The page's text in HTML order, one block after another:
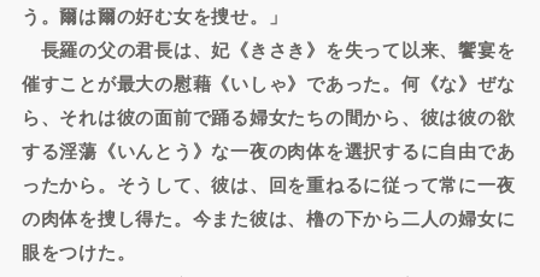
う。爾は爾の好む女を捜せ。」
長羅の父の君長は、妃《きさき》を失って以来、饗宴を
催すことが最大の慰藉《いしゃ》であった。何《な》ぜな
ら、それは彼の面前で踊る婦女たちの間から、彼は彼の欲
する淫蕩《いんとう》な一夜の肉体を選択するに自由であ
ったから。そうして、彼は、回を重ねるに従って常に一夜
の肉体を捜し得た。今また彼は、櫓の下から二人の婦女に
眼をつけた。